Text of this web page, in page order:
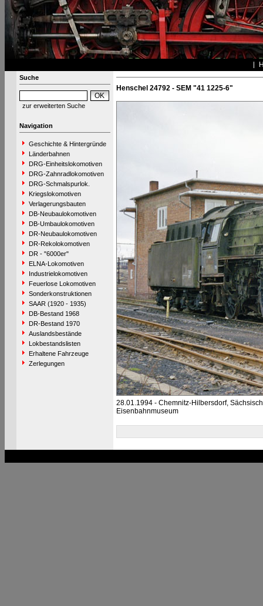
Suche
zur erweiterten Suche
Navigation
Geschichte & Hintergründe
Länderbahnen
DRG-Einheitslokomotiven
DRG-Zahnradlokomotiven
DRG-Schmalspurlok.
Kriegslokomotiven
Verlagerungsbauten
DB-Neubaulokomotiven
DB-Umbaulokomotiven
DR-Neubaulokomotiven
DR-Rekolokomotiven
DR - "6000er"
ELNA-Lokomotiven
Industrielokomotiven
Feuerlose Lokomotiven
Sonderkonstruktionen
SAAR (1920 - 1935)
DB-Bestand 1968
DR-Bestand 1970
Auslandsbestände
Lokbestandslisten
Erhaltene Fahrzeuge
Zerlegungen
Henschel 24792 - SEM "41 1225-6"
28.01.1994 - Chemnitz-Hilbersdorf,
Eisenbahnmuseum